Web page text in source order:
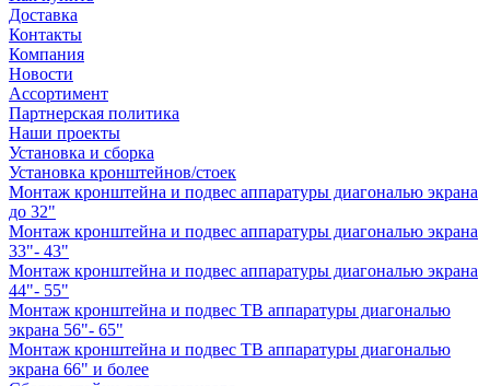
Доставка
Контакты
Компания
Новости
Ассортимент
Партнерская политика
Наши проекты
Установка и сборка
Установка кронштейнов/стоек
Монтаж кронштейна и подвес аппаратуры диагональю экрана
до 32"
Монтаж кронштейна и подвес аппаратуры диагональю экрана
33"- 43"
Монтаж кронштейна и подвес аппаратуры диагональю экрана
44"- 55"
Монтаж кронштейна и подвес ТВ аппаратуры диагональю
экрана 56"- 65"
Монтаж кронштейна и подвес ТВ аппаратуры диагональю
экрана 66" и более